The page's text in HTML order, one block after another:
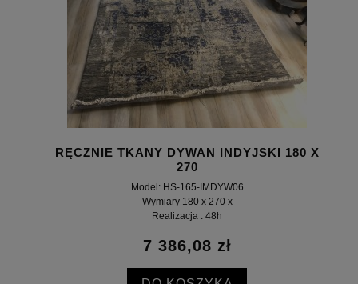
RĘCZNIE TKANY DYWAN INDYJSKI 180 X
270
Model: HS-165-IMDYW06
Wymiary 180 x 270 x
Realizacja : 48h
7 386,08 zł